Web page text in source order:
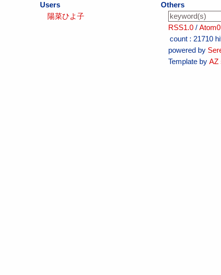
Users
陽菜ひよ子
Others
RSS1.0 /
count : 21710
powered by
Template byAZ